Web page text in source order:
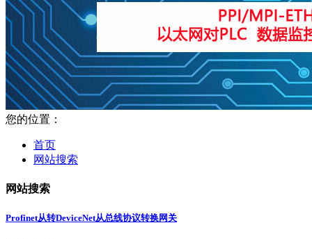
您的位置：
首页
网站搜索
网站搜索
Profinet从转DeviceNet从总线协议转换网关